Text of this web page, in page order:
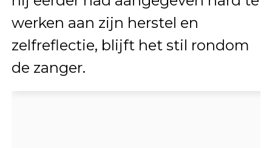
werken aan zijn herstel en
zelfreflectie, blijft het stil rondom
de zanger.